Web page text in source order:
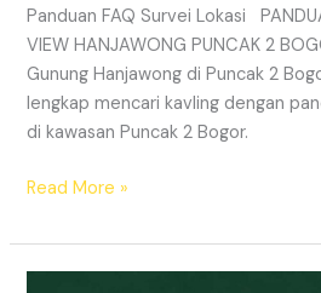
Panduan FAQ Survei Lokasi
VIEW HANJAWONG PUNCAK 2
Gunung Hanjawong di Puncak 2
lengkap mencari kavling dengan
di kawasan Puncak 2 Bogor.
Read More »